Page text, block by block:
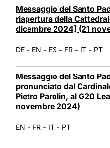
Messaggio del Santo
riapertura della
dicembre 2024] (21
DE - EN - ES - FR - IT - PT
Messaggio del Santo
pronunciato dal
Pietro Parolin, al G20
novembre 2024)
EN - FR - IT - PT